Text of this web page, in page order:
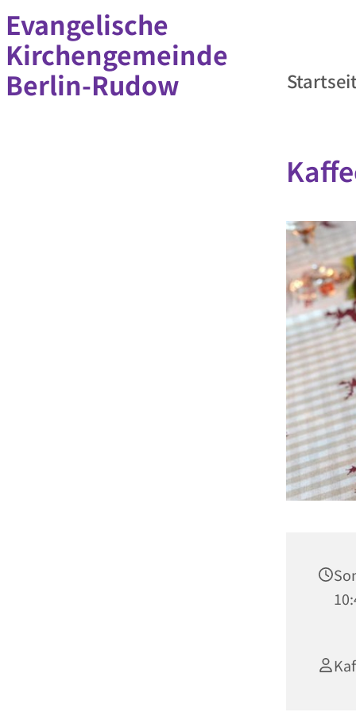
Evangelische
Kirchengemeinde
Berlin-Rudow